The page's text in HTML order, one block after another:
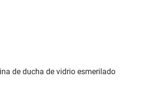
de ducha de vidrio esmerilado